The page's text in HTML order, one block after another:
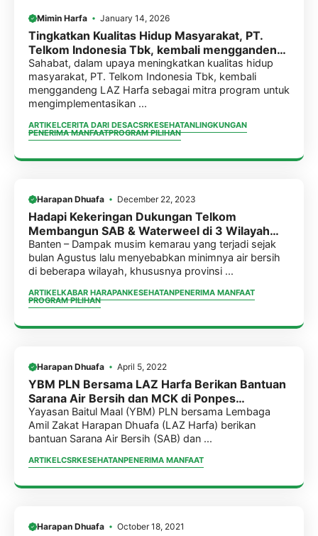
Mimin Harfa January 14, 2026
Tingkatkan Kualitas Hidup Masyarakat, PT.
Telkom Indonesia Tbk, kembali menggandeng
LAZ Harfa Sebagai Mitra Program Hadirkan 3
Unit SAB & MCK di Provinsi Bengkulu.
Sahabat, dalam upaya meningkatkan kualitas hidup
masyarakat, PT. Telkom Indonesia Tbk, kembali
menggandeng LAZ Harfa sebagai mitra program untuk
mengimplementasikan ...
ARTIKELCERITA DARI DESACSRKESEHATANLINGKUNGAN
PENERIMA MANFAATPROGRAM PILIHAN
Harapan Dhuafa December 22, 2023
Hadapi Kekeringan Dukungan Telkom
Membangun SAB & Waterweel di 3 Wilayah
Provinsi Banten
Banten – Dampak musim kemarau yang terjadi sejak
bulan Agustus lalu menyebabkan minimnya air bersih
di beberapa wilayah, khususnya provinsi ...
ARTIKELKABAR HARAPANKESEHATANPENERIMA MANFAAT
PROGRAM PILIHAN
Harapan Dhuafa April 5, 2022
YBM PLN Bersama LAZ Harfa Berikan Bantuan
Sarana Air Bersih dan MCK di Ponpes
Sibnayiyah Asrofiyyah Murtasyidin 3
Yayasan Baitul Maal (YBM) PLN bersama Lembaga
Amil Zakat Harapan Dhuafa (LAZ Harfa) berikan
bantuan Sarana Air Bersih (SAB) dan ...
ARTIKELCSRKESEHATANPENERIMA MANFAAT
Harapan Dhuafa October 18, 2021